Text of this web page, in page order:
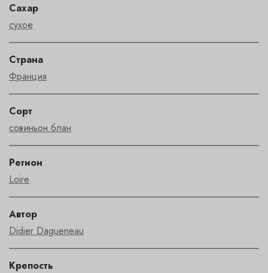
Сахар
сухое
Страна
Франция
Сорт
совиньон блан
Регион
Loire
Автор
Didier Dagueneau
Крепость